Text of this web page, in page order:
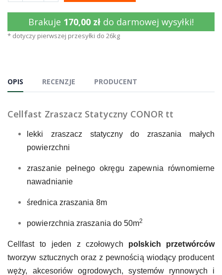
Brakuje 170,00 zł do darmowej wysyłki!
* dotyczy pierwszej przesyłki do 26kg
OPIS RECENZJE PRODUCENT
Cellfast Zraszacz Statyczny CONOR tt
lekki zraszacz statyczny do zraszania małych
powierzchni
zraszanie pełnego okręgu zapewnia równomierne
nawadnianie
średnica zraszania 8m
powierzchnia zraszania do 50m2
Cellfast to jeden z czołowych polskich przetwórców
tworzyw sztucznych oraz z pewnością wiodący producent
węży, akcesoriów ogrodowych, systemów rynnowych i